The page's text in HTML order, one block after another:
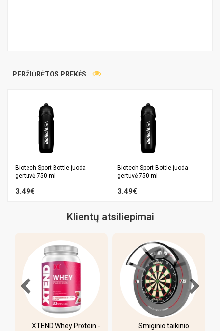
PERŽIŪRĖTOS PREKĖS
Biotech Sport Bottle juoda
gertuvė 750 ml
3.49€
Biotech Sport Bottle juoda
gertuvė 750 ml
3.49€
Klientų atsiliepimai
XTEND Whey Protein -
Smiginio taikinio